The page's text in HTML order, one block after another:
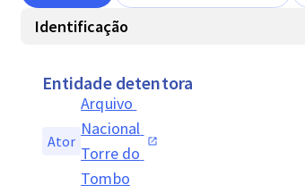
Identificação
Entidade detentora
Ator
Arquivo
Nacional
Torre do
Tombo